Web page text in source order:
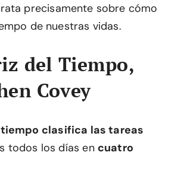
precisamente sobre cómo
de nuestras vidas.
del Tiempo,
Covey
clasifica las tareas
todos los días en cuatro